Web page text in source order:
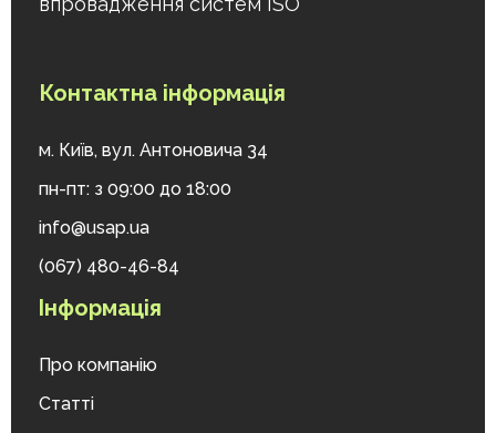
Контактна інформація
м. Київ, вул. Антоновича 34
пн-пт: з 09:00 до 18:00
info@usap.ua
(067) 480-46-84
Інформація
Про компанію
Статті